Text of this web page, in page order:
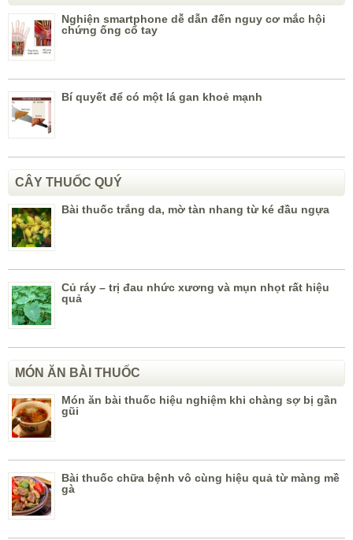
Nghiện smartphone dễ dẫn đến nguy cơ mắc hội
chứng ống cổ tay
Bí quyết để có một lá gan khoẻ mạnh
CÂY THUỐC QUÝ
Bài thuốc trắng da, mờ tàn nhang từ ké đầu ngựa
Củ ráy – trị đau nhức xương và mụn nhọt rất hiệu
quả
MÓN ĂN BÀI THUỐC
Món ăn bài thuốc hiệu nghiệm khi chàng sợ bị gần
gũi
Bài thuốc chữa bệnh vô cùng hiệu quả từ màng mề
gà